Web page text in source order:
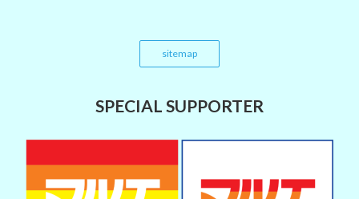
sitemap
SPECIAL SUPPORTER